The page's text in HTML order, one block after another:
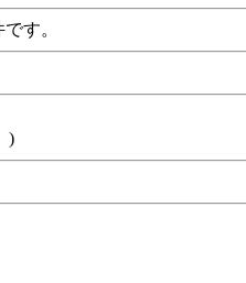
です。
)